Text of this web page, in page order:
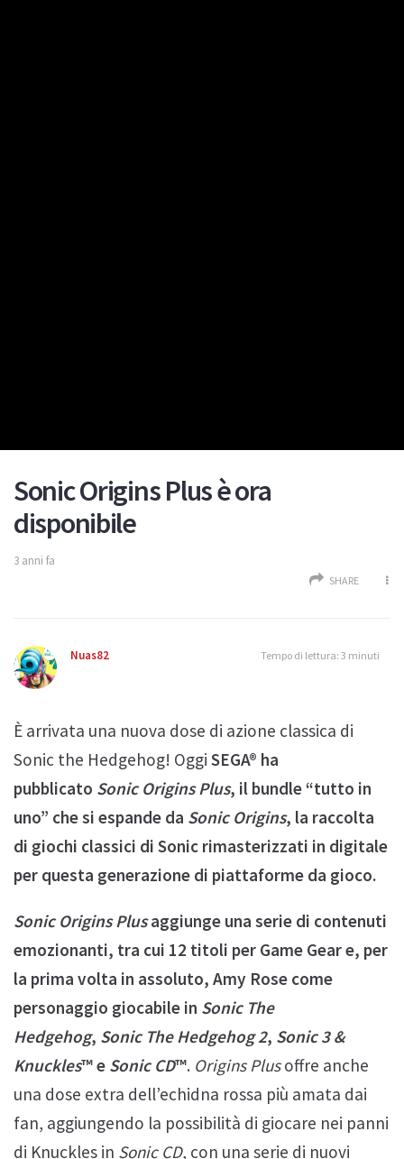
Sonic Origins Plus è ora
disponibile
3 anni fa
SHARE
Nuas82 Tempo di lettura: 3 minuti
È arrivata una nuova dose di azione classica di
Sonic the Hedgehog! Oggi SEGA® ha
pubblicato Sonic Origins Plus, il bundle “tutto in
uno” che si espande da Sonic Origins, la raccolta
di giochi classici di Sonic rimasterizzati in digitale
per questa generazione di piattaforme da gioco.
Sonic Origins Plusaggiunge una serie di contenuti
emozionanti, tra cui 12 titoli per Game Gear e, per
la prima volta in assoluto, Amy Rose come
personaggio giocabile in Sonic The
Hedgehog, Sonic The Hedgehog 2, Sonic 3 &
Knuckles™ e Sonic CD™. Origins Plusoffre anche
una dose extra dell’echidna rossa più amata dai
fan, aggiungendo la possibilità di giocare nei panni
di Knuckles in Sonic CD, con una serie di nuovi